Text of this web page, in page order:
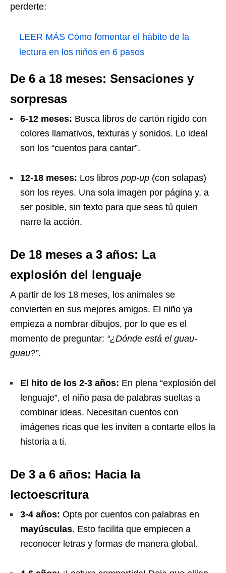
perderte:
LEER MÁS Cómo fomentar el hábito de la
lectura en los niños en 6 pasos
De 6 a 18 meses: Sensaciones y
sorpresas
6-12 meses: Busca libros de cartón rígido con
colores llamativos, texturas y sonidos. Lo ideal
son los “cuentos para cantar”.
12-18 meses: Los libros pop-up (con solapas)
son los reyes. Una sola imagen por página y, a
ser posible, sin texto para que seas tú quien
narre la acción.
De 18 meses a 3 años: La
explosión del lenguaje
A partir de los 18 meses, los animales se
convierten en sus mejores amigos. El niño ya
empieza a nombrar dibujos, por lo que es el
momento de preguntar: “¿Dónde está el guau-
guau?”.
El hito de los 2-3 años: En plena “explosión del
lenguaje”, el niño pasa de palabras sueltas a
combinar ideas. Necesitan cuentos con
imágenes ricas que les inviten a contarte ellos la
historia a ti.
De 3 a 6 años: Hacia la
lectoescritura
3-4 años: Opta por cuentos con palabras en
mayúsculas. Esto facilita que empiecen a
reconocer letras y formas de manera global.